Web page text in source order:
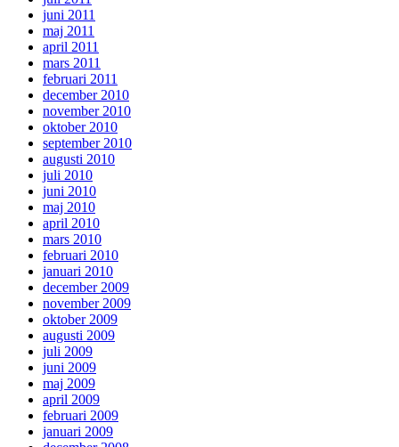
juni 2011
maj 2011
april 2011
mars 2011
februari 2011
december 2010
november 2010
oktober 2010
september 2010
augusti 2010
juli 2010
juni 2010
maj 2010
april 2010
mars 2010
februari 2010
januari 2010
december 2009
november 2009
oktober 2009
augusti 2009
juli 2009
juni 2009
maj 2009
april 2009
februari 2009
januari 2009